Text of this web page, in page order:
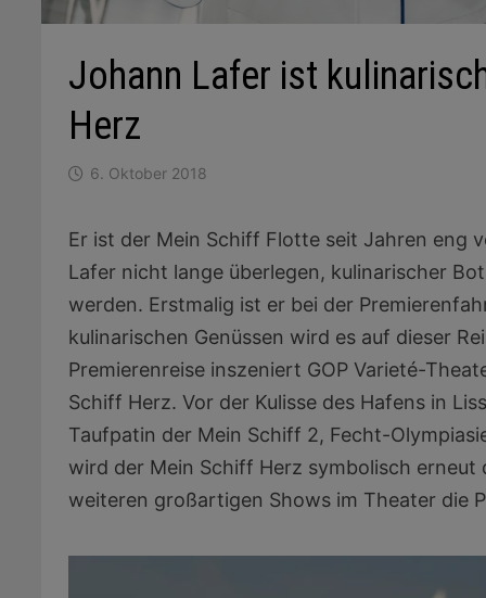
Johann Lafer ist
Herz
6. Oktober 2018
Er ist der Mein Schiff Flotte seit Jahren eng
Lafer nicht lange überlegen, kulinarischer
werden. Erstmalig ist er bei der
kulinarischen Genüssen wird es auf dieser
Premierenreise inszeniert GOP Varieté-
Schiff Herz. Vor der Kulisse des Hafens in
Taufpatin der Mein Schiff 2, Fecht-
wird der Mein Schiff Herz symbolisch erneut
weiteren großartigen Shows im Theater die